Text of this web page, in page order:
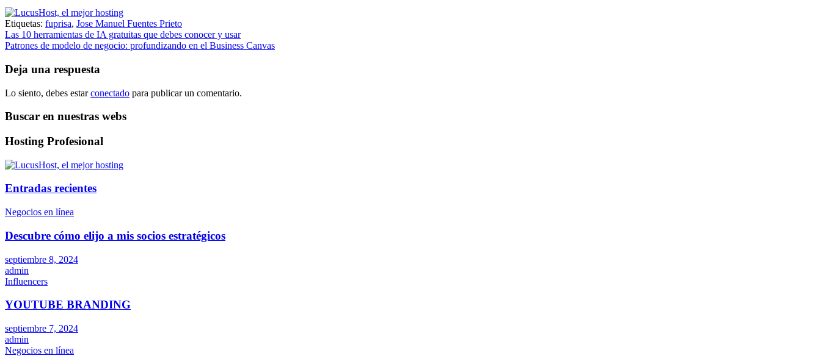
Etiquetas: fuprisa, Jose Manuel Fuentes Prieto
Navegación
de
entradas
Las 10 herramientas de IA gratuitas que debes conocer y usar
Patrones de modelo de negocio: profundizando en el Business Canvas
Deja una respuesta
Lo siento, debes estarconectado para publicar un comentario.
Buscar en nuestras webs
Hosting Profesional
Entradas recientes
Negocios en línea
Descubre cómo elijo a mis socios estratégicos
septiembre 8, 2024
admin
Influencers
YOUTUBE BRANDING
septiembre 7, 2024
admin
Negocios en línea